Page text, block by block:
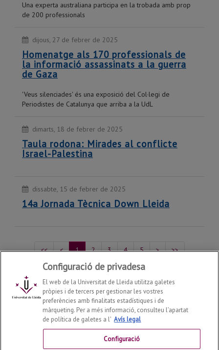
Una experta australiana participa en la trobada amb prop
de 200 professionals
dijous, 27 de febrer de 2025
Homenatge als 170 professionals de
la informació assassinats a la guerra
de Gaza
'Veus silenciades' és una exposició del Col·legi de
Periodistes de Catalunya que arriba a la UdL
dimarts, 18 de febrer de 2025
Taula rodona: Mirades al conflicte
Israel-Palestina
dissabte, 15 de febrer de 2025
14a Jornada Tècnica Down Lleida
<< < 1 2 3 4 5 > >>
Agenda 2030 / Objectius de Desenvolupament
mediambient@udl.cat
Configuració de privadesa
El web de la Universitat de Lleida utilitza galetes
pròpies i de tercers per gestionar les vostres
preferències amb finalitats estadístiques i de
màrqueting. Per a més informació, consulteu l’apartat
de política de galetes a l' Avís legal
Configuració